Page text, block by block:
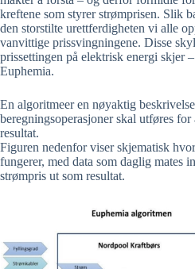
kreftene som styrer strømprisen. Slik
den storstilte urettferdigheten vi alle
vanvittige prissvingningene. Disse
prissettingen på elektrisk energi skjer
Euphemia.
En algoritmeer en nøyaktig
beregningsoperasjoner skal utføres
resultat.
Figuren nedenfor viser skjematisk
fungerer, med data som daglig mates
strømpris ut som resultat.